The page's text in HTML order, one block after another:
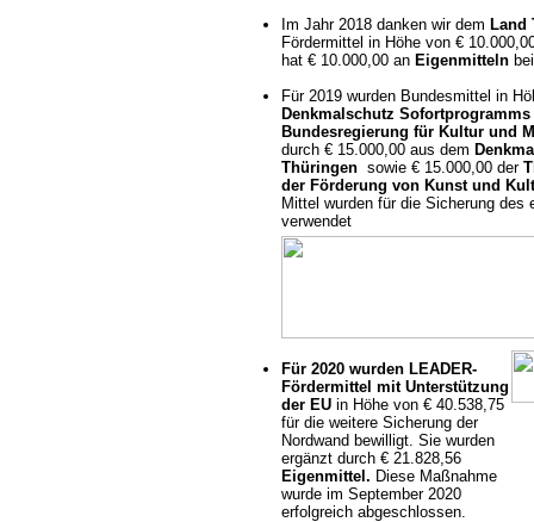
Im Jahr 2018 danken wir dem Land
Fördermittel in Höhe von €
hat € 10.000,00 an Eigenmitteln
Für 2019 wurden Bundesmittel in
Denkmalschutz
Bundesregierung für Kultur und
durch € 15.000,00 aus dem
Thüringen sowie € 15.000,00 der
der Förderung von Kunst und
Mittel wurden für die Sicherung des
verwendet
Für 2020 wurden LEADER-
Fördermittel mit Unterstützung
der EU in Höhe von € 40.538,75
für die weitere Sicherung der
Nordwand bewilligt. Sie wurden
ergänzt durch € 21.828,56
Eigenmittel. Diese Maßnahme
wurde im September 2020
erfolgreich abgeschlossen.